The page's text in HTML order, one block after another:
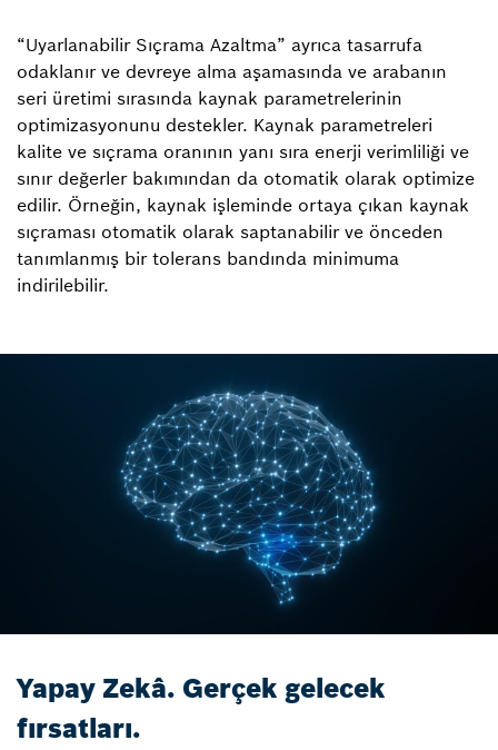
“Uyarlanabilir Sıçrama Azaltma” ayrıca tasarrufa
odaklanır ve devreye alma aşamasında ve arabanın
seri üretimi sırasında kaynak parametrelerinin
optimizasyonunu destekler. Kaynak parametreleri
kalite ve sıçrama oranının yanı sıra enerji verimliliği ve
sınır değerler bakımından da otomatik olarak optimize
edilir. Örneğin, kaynak işleminde ortaya çıkan kaynak
sıçraması otomatik olarak saptanabilir ve önceden
tanımlanmış bir tolerans bandında minimuma
indirilebilir.
Yapay Zekâ. Gerçek gelecek
fırsatları.